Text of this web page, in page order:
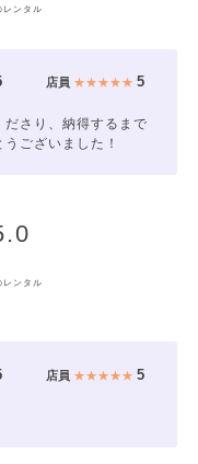
ンタル
店員 ★★★★★5
さり、納得するまで
ございました！
レンタル
店員 ★★★★★5